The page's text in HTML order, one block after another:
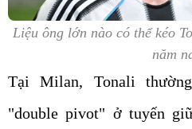
Liệu ông lớn nào có thể kéo
năm
Tại Milan, Tonali
"double pivot" ở tuyến